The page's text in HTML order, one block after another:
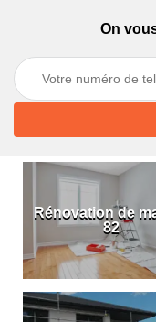
On
Rénovation de
82